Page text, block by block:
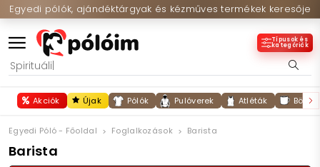
Egyedi pólók, ajándéktárgyak és kézműves termékek keresője
Típusok és
kategóriák
Akciók Újak Pólók Pulóverek Atléták
Egyedi Póló - Főoldal Foglalkozások Barista
Barista